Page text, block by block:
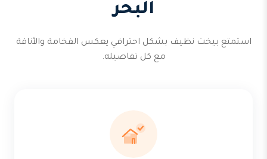
البحر
استمتع بيخت نظيف بشكل احترافي يعكس الفخامة والأناقة
مع كل تفاصيله.